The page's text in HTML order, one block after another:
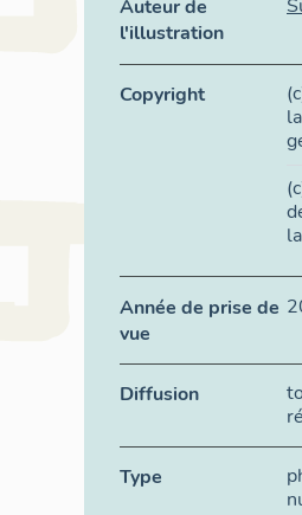
Auteur de
l'illustration
Copyright
Année de prise de
vue
Diffusion
Type